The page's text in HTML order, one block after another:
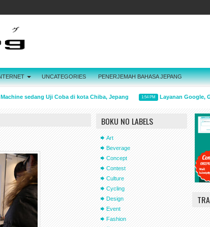
UNCATEGORIES PENERJEMAH BAHASA JEPANG
sedang Uji Coba di kota Chiba, Jepang 1:54 PM Layanan Google,
BOKU NO LABELS
Art
Beverage
Concept
Contest
Culture
Cycling
Design
Event
Fashion